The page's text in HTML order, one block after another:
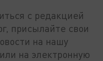
с редакцией
присылайте свои
на нашу
на электронную